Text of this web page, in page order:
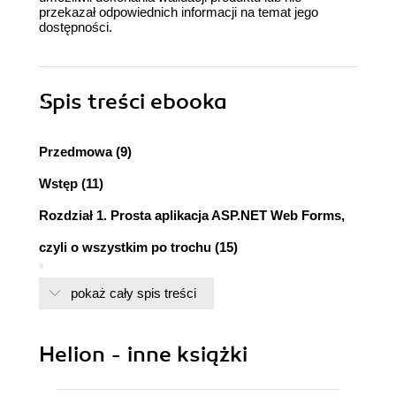
przekazał odpowiednich informacji na temat jego
dostępności.
Spis treści ebooka
Przedmowa (9)
Wstęp (11)
Rozdział 1. Prosta aplikacja ASP.NET Web Forms,
czyli o wszystkim po trochu (15)
Trivia projektowania aplikacji ASP.NET (16)
Tworzenie pustego projektu w Visual Studio
pokaż cały spis treści
Helion - inne książki